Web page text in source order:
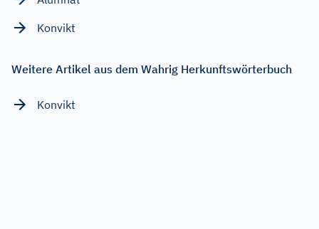
Konvikt
Weitere Artikel aus dem Wahrig Herkunftswörterbuch
Konvikt